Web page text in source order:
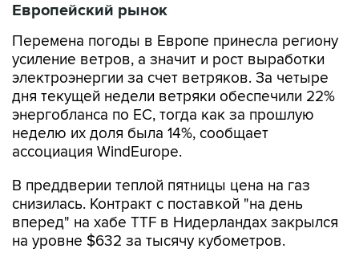
Европейский рынок
Перемена погоды в Европе принесла региону
усиление ветров, а значит и рост выработки
электроэнергии за счет ветряков. За четыре
дня текущей недели ветряки обеспечили 22%
энергобланса по ЕС, тогда как за прошлую
неделю их доля была 14%, сообщает
ассоциация WindEurope.
В преддверии теплой пятницы цена на газ
снизилась. Контракт с поставкой "на день
вперед" на хабе TTF в Нидерландах закрылся
на уровне $632 за тысячу кубометров.